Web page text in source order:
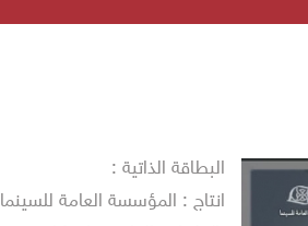
في دورته
البطاقة الذاتية :
انتاج : المؤسسة العامة للسينما 2022